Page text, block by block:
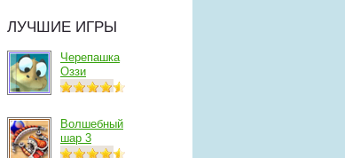
ЛУЧШИЕ ИГРЫ
Черепашка
Оззи
Волшебный
шар 3